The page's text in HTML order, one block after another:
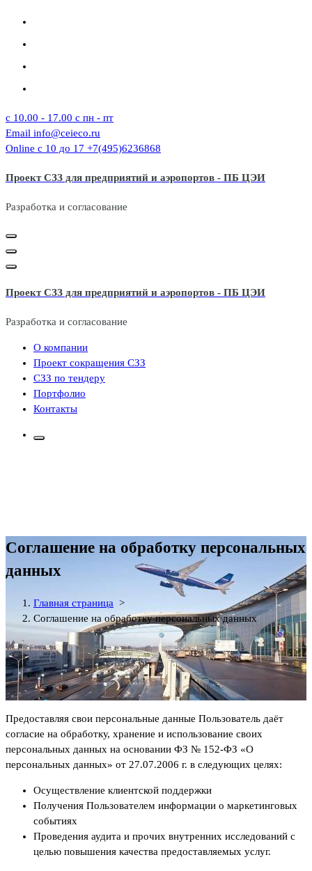
содержимому
c 10.00 - 17.00 с пн - пт
Email info@ceieco.ru
Online с 10 до 17 +7(495)6236868
Проект СЗЗ для предприятий и аэропортов - ПБ ЦЭИ
Разработка и согласование
Проект СЗЗ для предприятий и аэропортов - ПБ ЦЭИ
Разработка и согласование
О компании
Проект сокращения СЗЗ
СЗЗ по тендеру
Портфолио
Контакты
Соглашение на обработку персональных
данных
Главная страница >
Соглашение на обработку персональных данных
Предоставляя свои персональные данные Пользователь даёт
согласие на обработку, хранение и использование своих
персональных данных на основании ФЗ № 152-ФЗ «О
персональных данных» от 27.07.2006 г. в следующих целях:
Осуществление клиентской поддержки
Получения Пользователем информации о маркетинговых
событиях
Проведения аудита и прочих внутренних исследований с
целью повышения качества предоставляемых услуг.